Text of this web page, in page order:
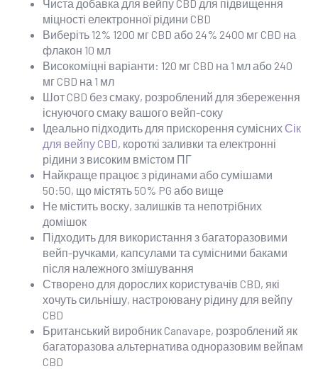
цін:
25,00
до
40,00
фунтів
стерлінгів
Чиста добавка для вейпу CBD для підвищення
міцності електронної рідини CBD
Виберіть 12% 1200 мг CBD або 24% 2400 мг CBD на
флакон 10 мл
Високоміцні варіанти: 120 мг CBD на 1 мл або 240
мг CBD на 1 мл
Шот CBD без смаку, розроблений для збереження
існуючого смаку вашого вейп-соку
Ідеально підходить для прискорення сумісних Сік
для вейпу CBD, короткі заливки та електронні
рідини з високим вмістом ПГ
Найкраще працює з рідинами або сумішами
50:50, що містять 50% PG або вище
Не містить воску, залишків та непотрібних
домішок
Підходить для використання з багаторазовими
вейп-ручками, капсулами та сумісними баками
після належного змішування
Створено для дорослих користувачів CBD, які
хочуть сильнішу, настроювану рідину для вейпу
CBD
Британський виробник Canavape, розроблений як
багаторазова альтернатива одноразовим вейпам
CBD